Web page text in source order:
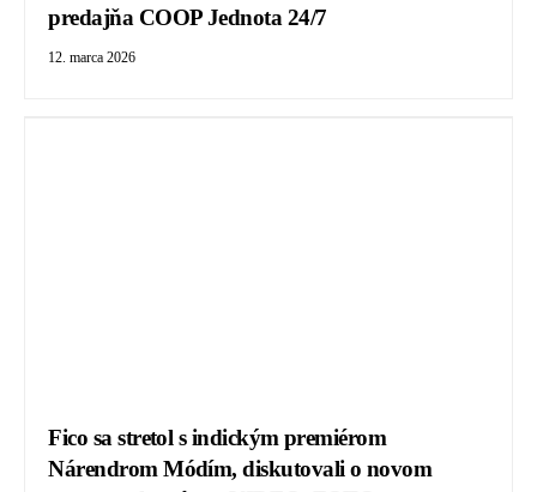
predajňa COOP Jednota 24/7
12. marca 2026
Fico sa stretol s indickým premiérom
Nárendrom Módím, diskutovali o novom